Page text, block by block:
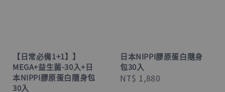
【日常必備1+1】】
MEGA+益生菌-30入+日
本NIPPI膠原蛋白隨身包
30入
日本NIPPI膠原蛋白隨身
包30入
Regular
NT$ 1,880